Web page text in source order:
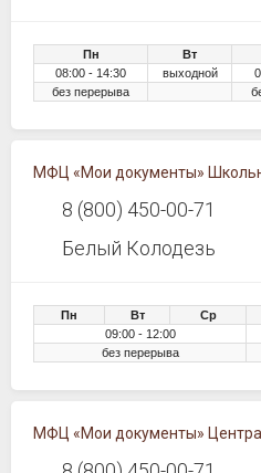
Пн Вт
08:00 - 14:30
выходной
без перерыва
МФЦ «Мои документы»
8 (800) 450-00-71
Белый Колодезь
Пн Вт Ср
09:00 - 12:00
без перерыва
МФЦ «Мои документы»